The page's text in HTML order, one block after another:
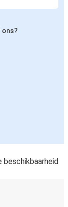
ons?
beschikbaarheid